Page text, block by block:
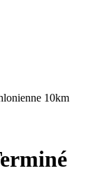
10km